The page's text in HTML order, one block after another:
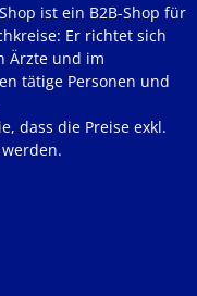
ist ein B2B-Shop für
Er richtet sich
Ärzte und im
tätige Personen und
dass die Preise exkl.